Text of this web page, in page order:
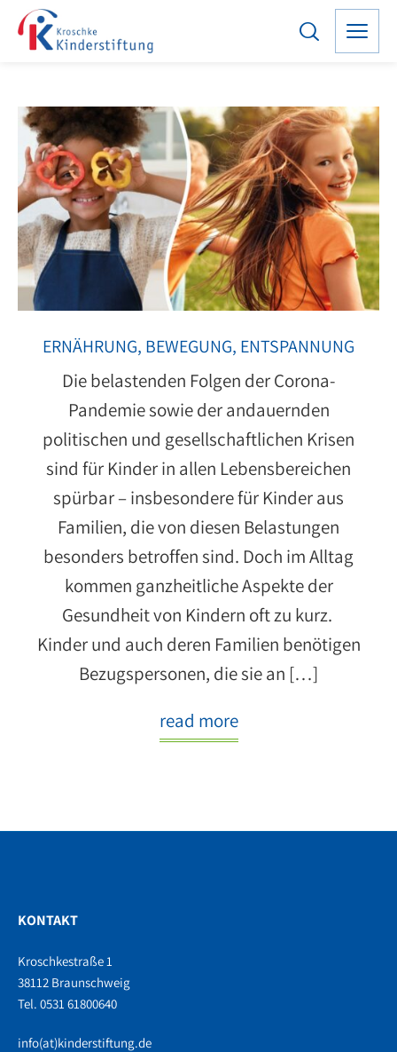
ERNÄHRUNG, BEWEGUNG, ENTSPANNUNG
Die belastenden Folgen der Corona-
Pandemie sowie der andauernden
politischen und gesellschaftlichen Krisen
sind für Kinder in allen Lebensbereichen
spürbar – insbesondere für Kinder aus
Familien, die von diesen Belastungen
besonders betroffen sind. Doch im Alltag
kommen ganzheitliche Aspekte der
Gesundheit von Kindern oft zu kurz.
Kinder und auch deren Familien benötigen
Bezugspersonen, die sie an […]
read more
KONTAKT
Kroschkestraße 1
38112 Braunschweig
Tel. 0531 61800640
info(at)kinderstiftung.de